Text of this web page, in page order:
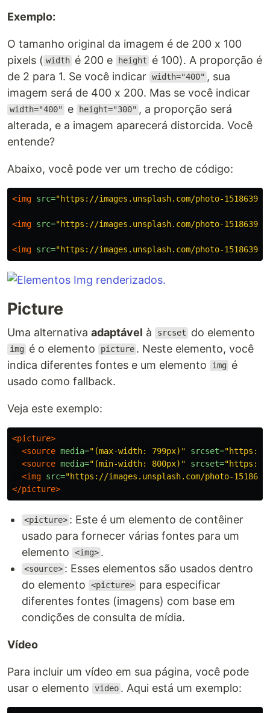
Exemplo:
O tamanho original da imagem é de 200 x 100
pixels ( width é 200 e height
é 100). A proporção é
de 2 para 1. Se você indicar width="400" , sua
imagem será de 400 x 200. Mas se você indicar
width="400" e height="300" , a proporção será
alterada, e a imagem aparecerá distorcida. Você
entende?
Abaixo, você pode ver um trecho de código:
<img src="https://images.unsplash.com/photo-
<img src="https://images.unsplash.com/photo-
<img src="https://images.unsplash.com/photo-
Picture
Uma alternativa adaptável à srcset do elemento
img é o elemento picture . Neste elemento, você
indica diferentes fontes e um elemento
img
é
usado como fallback.
Veja este exemplo:
<picture>
<source media="(max-width: 799px)" srcset="https://
<source media="(min-width: 800px)" srcset="https://
<img src="https://images.unsplash.com/photo-
</picture>
<picture> : Este é um elemento de contêiner
usado para fornecer várias fontes para um
elemento
<img> .
<source> : Esses elementos são usados dentro
do elemento
<picture> para especificar
diferentes fontes (imagens) com base em
condições de consulta de mídia.
Vídeo
Para incluir um vídeo em sua página, você pode
usar o elemento
video . Aqui está um exemplo: